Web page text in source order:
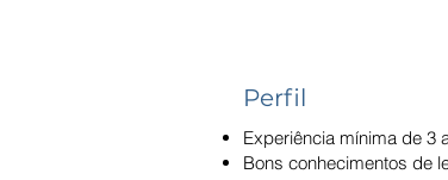
Perfil
Experiência mínima de 3
Bons conhecimentos de